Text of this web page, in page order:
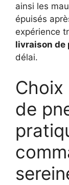
ainsi les
épuisés
expérience
livraison de
délai.
Choix
de